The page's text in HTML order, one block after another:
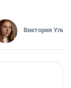
Виктория